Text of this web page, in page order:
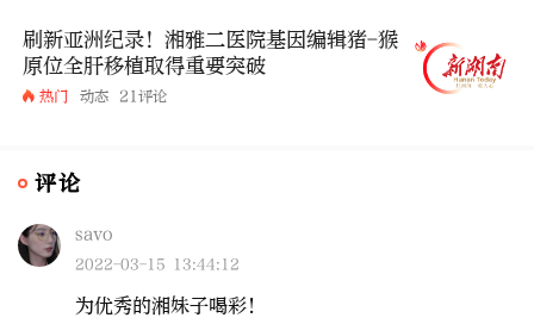
刷新亚洲纪录！湘雅二医院基因编辑猪-猴
原位全肝移植取得重要突破
热门 动态 21评论
评论
savo
2022-03-15 13:44:12
为优秀的湘妹子喝彩！